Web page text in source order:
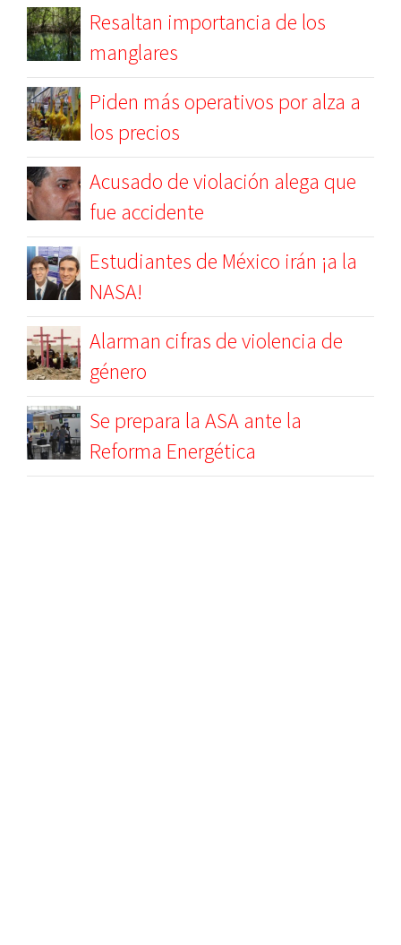
Resaltan importancia de los
manglares
Piden más operativos por alza a
los precios
Acusado de violación alega que
fue accidente
Estudiantes de México irán ¡a la
NASA!
Alarman cifras de violencia de
género
Se prepara la ASA ante la
Reforma Energética